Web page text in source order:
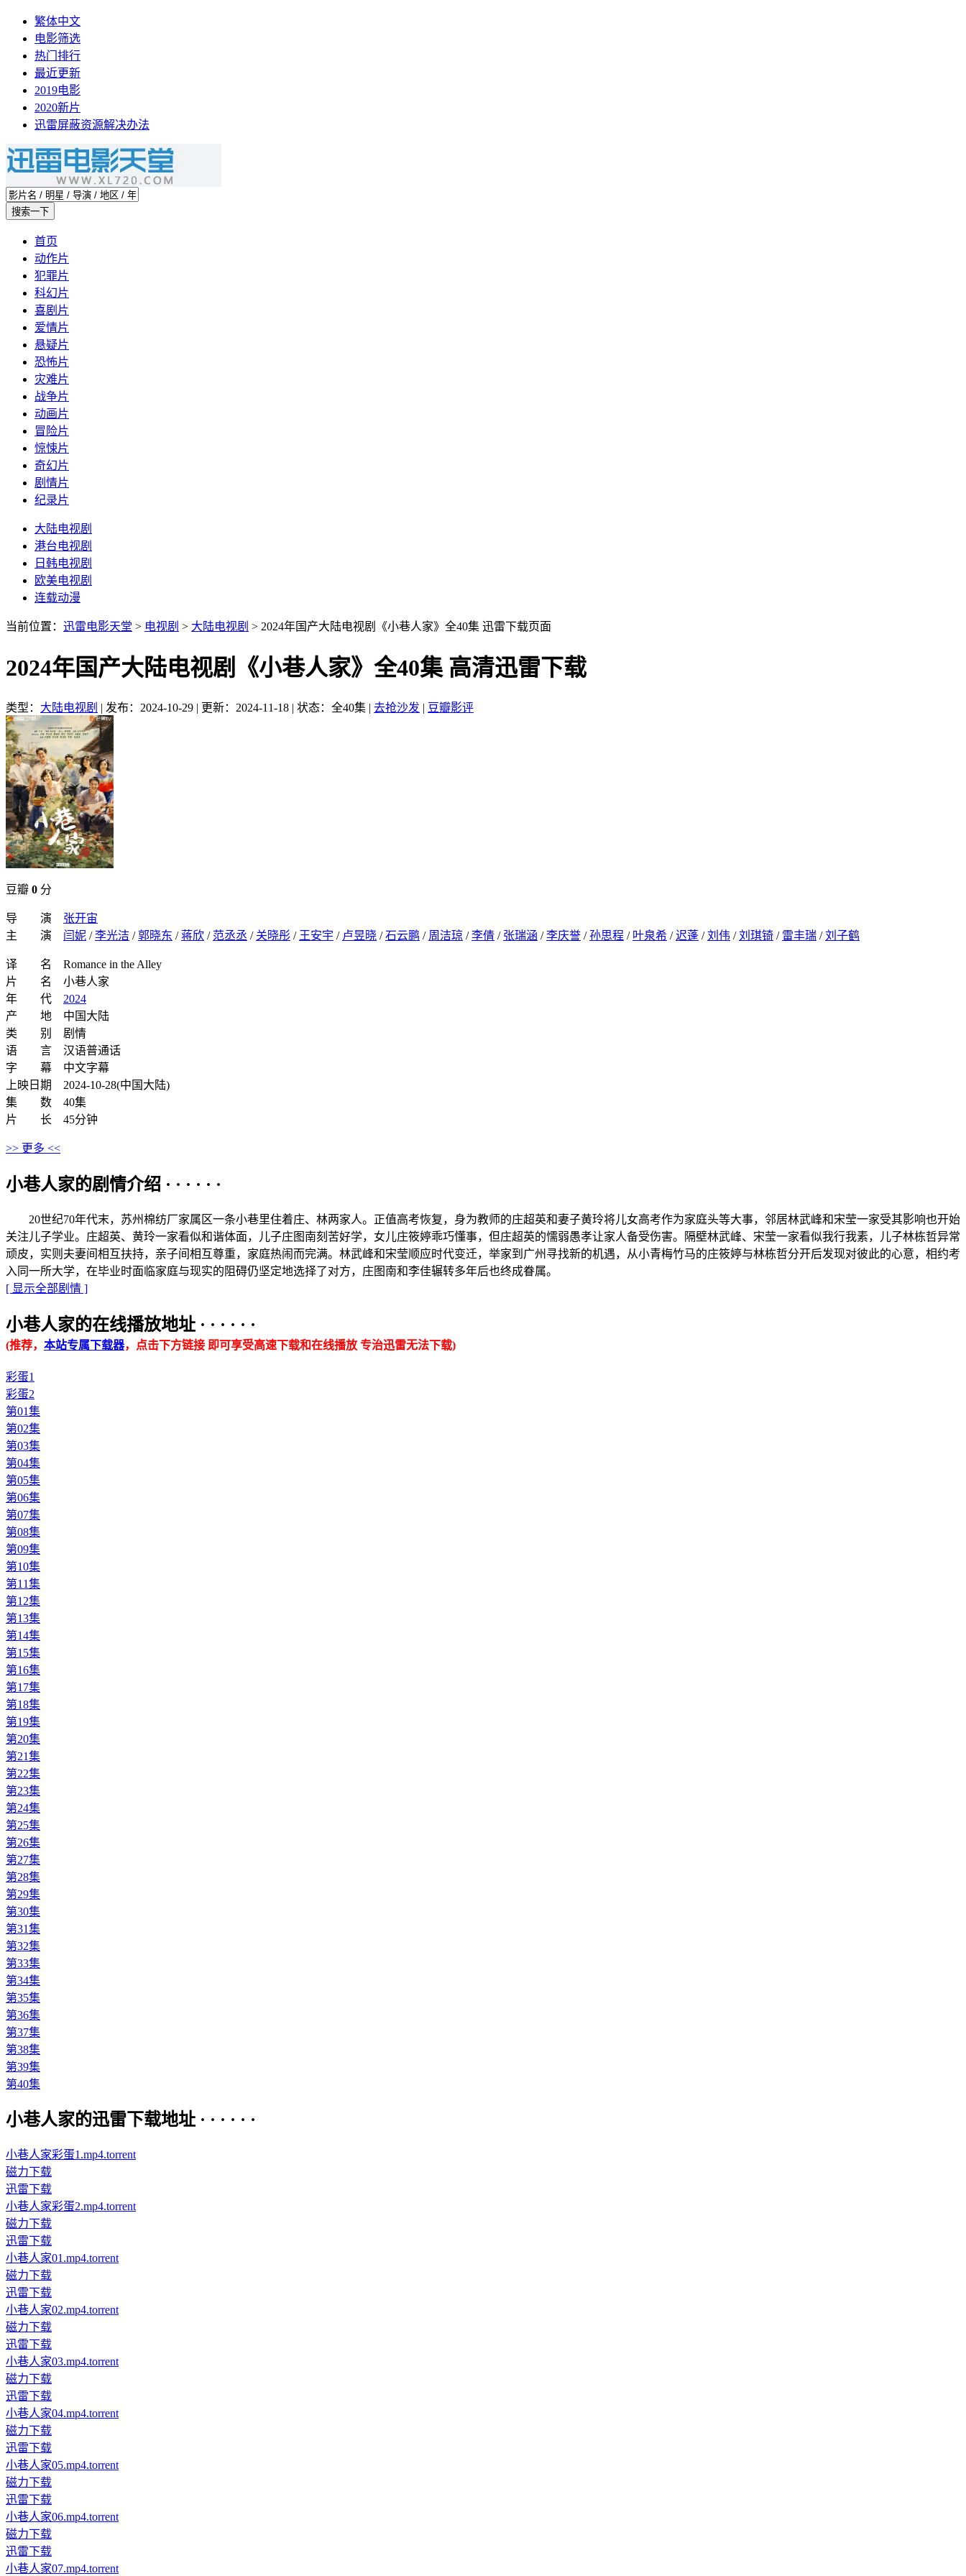
繁体中文
电影筛选
热门排行
最近更新
2019电影
2020新片
迅雷屏蔽资源解决办法
首页
动作片
犯罪片
科幻片
喜剧片
爱情片
悬疑片
恐怖片
灾难片
战争片
动画片
冒险片
惊悚片
奇幻片
剧情片
纪录片
大陆电视剧
港台电视剧
日韩电视剧
欧美电视剧
连载动漫
当前位置： 迅雷电影天堂 > 电视剧 > 大陆电视剧 > 2024年国产大陆电视剧《小巷人家》全40集 迅雷下载页面
2024年国产大陆电视剧《小巷人家》全40集 高清迅雷下载
类型： 大陆电视剧 | 发布：2024-10-29 | 更新：2024-11-18 | 状态：全40集 | 去抢沙发 | 豆瓣影评
豆瓣 0 分
导 演 张开宙
主 演 闫妮 /李光洁 /郭晓东 /蒋欣 / 范丞丞 / 关晓彤 / 王安宇 / 卢昱晓 /石云鹏 / 周洁琼 /李倩 / 张瑞涵 /李庆誉 /孙思程 / 叶泉希 /迟蓬 /刘伟 /刘琪锜 / 雷丰瑞 /刘子鹤
译 名 Romance in the Alley
片 名 小巷人家
年 代 2024
产 地 中国大陆
类 别 剧情
语 言 汉语普通话
字 幕 中文字幕
上映日期 2024-10-28(中国大陆)
集 数 40集
片 长 45分钟
>> 更多 <<
小巷人家的剧情介绍 · · · · · ·
20世纪70年代末，苏州棉纺厂家属区一条小巷里住着庄、林两家人。正值高考恢复，身为教师的庄超英和妻子黄玲将儿女高考作为家庭头等大事，邻居林武峰和宋莹一家受其影响也开始
关注儿子学业。庄超英、黄玲一家看似和谐体面，儿子庄图南刻苦好学，女儿庄筱婷乖巧懂事，但庄超英的懦弱愚孝让家人备受伤害。隔壁林武峰、宋莹一家看似我行我素，儿子林栋哲异常
顽皮，实则夫妻间相互扶持，亲子间相互尊重，家庭热闹而完满。林武峰和宋莹顺应时代变迁，举家到广州寻找新的机遇，从小青梅竹马的庄筱婷与林栋哲分开后发现对彼此的心意，相约考
入同一所大学，在毕业时面临家庭与现实的阻碍仍坚定地选择了对方，庄图南和李佳辗转多年后也终成眷属。
[ 显示全部剧情 ]
小巷人家的在线播放地址 · · · · · ·
(推荐， 本站专属下载器，点击下方链接 即可享受高速下载和在线播放 专治迅雷无法下载)
彩蛋1
彩蛋2
第01集
第02集
第03集
第04集
第05集
第06集
第07集
第08集
第09集
第10集
第11集
第12集
第13集
第14集
第15集
第16集
第17集
第18集
第19集
第20集
第21集
第22集
第23集
第24集
第25集
第26集
第27集
第28集
第29集
第30集
第31集
第32集
第33集
第34集
第35集
第36集
第37集
第38集
第39集
第40集
小巷人家的迅雷下载地址 · · · · · ·
小巷人家彩蛋1.mp4.torrent
磁力下载
迅雷下载
小巷人家彩蛋2.mp4.torrent
磁力下载
迅雷下载
小巷人家01.mp4.torrent
磁力下载
迅雷下载
小巷人家02.mp4.torrent
磁力下载
迅雷下载
小巷人家03.mp4.torrent
磁力下载
迅雷下载
小巷人家04.mp4.torrent
磁力下载
迅雷下载
小巷人家05.mp4.torrent
磁力下载
迅雷下载
小巷人家06.mp4.torrent
磁力下载
迅雷下载
小巷人家07.mp4.torrent